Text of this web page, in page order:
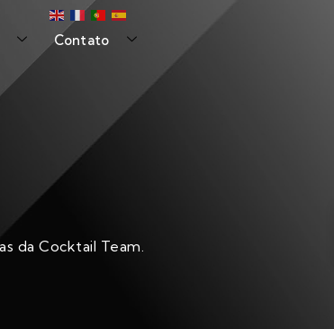
Contato
da Cocktail Team.